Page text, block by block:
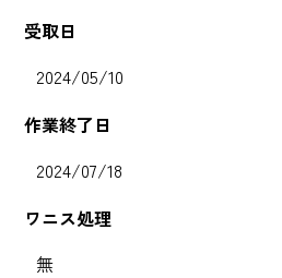
受取日
2024/05/10
作業終了日
2024/07/18
ワニス処理
無